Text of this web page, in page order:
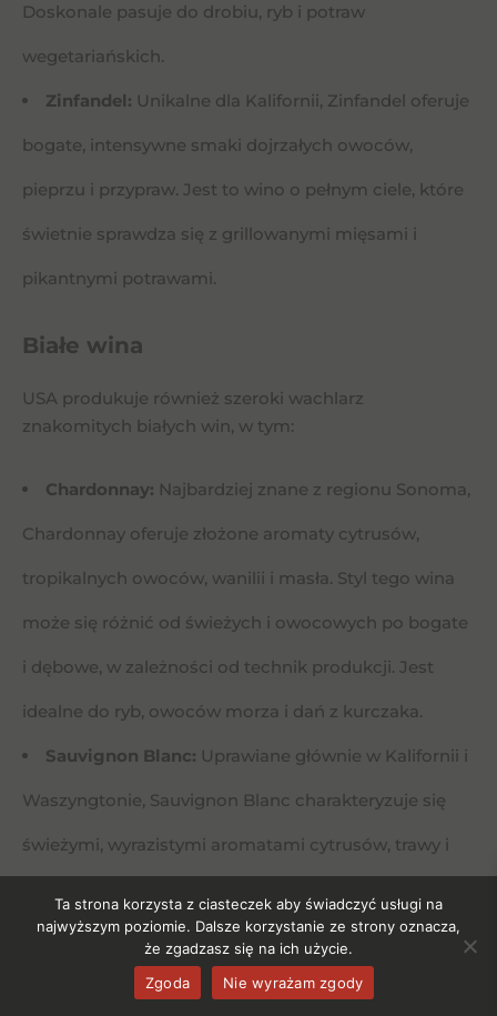
Doskonale pasuje do drobiu, ryb i potraw
wegetariańskich.
Zinfandel: Unikalne dla Kalifornii, Zinfandel oferuje
bogate, intensywne smaki dojrzałych owoców,
pieprzu i przypraw. Jest to wino o pełnym ciele, które
świetnie sprawdza się z grillowanymi mięsami i
pikantnymi potrawami.
Białe wina
USA produkuje również szeroki wachlarz
znakomitych białych win, w tym:
Chardonnay: Najbardziej znane z regionu Sonoma,
Chardonnay oferuje złożone aromaty cytrusów,
tropikalnych owoców, wanilii i masła. Styl tego wina
może się różnić od świeżych i owocowych po bogate
i dębowe, w zależności od technik produkcji. Jest
idealne do ryb, owoców morza i dań z kurczaka.
Sauvignon Blanc: Uprawiane głównie w Kalifornii i
Waszyngtonie, Sauvignon Blanc charakteryzuje się
świeżymi, wyrazistymi aromatami cytrusów, trawy i
oraz do lekkich potraw i sałatek.
Szczególnie ceniony w stanie Nowy Jork,
Ta strona korzysta z ciasteczek aby świadczyć usługi na
najwyższym poziomie. Dalsze korzystanie ze strony oznacza,
że zgadzasz się na ich użycie.
Zgoda
Nie wyrażam zgody